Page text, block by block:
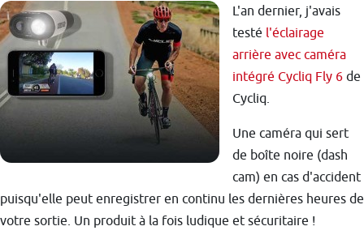
L'an dernier, j'avais
testé l'éclairage
arrière avec caméra
intégré Cycliq Fly 6 de
Cycliq.
Une caméra qui sert
de boîte noire (dash
cam) en cas d'accident
puisqu'elle peut enregistrer en continu les dernières heures de
votre sortie. Un produit à la fois ludique et sécuritaire !